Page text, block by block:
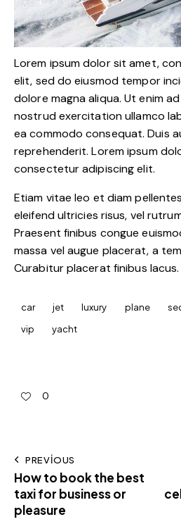
Lorem ipsum dolor sit amet,
elit, sed do eiusmod tempor
dolore magna aliqua. Ut enim
nostrud exercitation ullamco
ea commodo consequat. Duis
reprehenderit. Lorem ipsum
consectetur adipiscing elit.
Etiam vitae leo et diam
eleifend ultricies risus, vel
Praesent finibus congue
massa vel augue placerat, a
Curabitur placerat finibus lacus.
car jet luxury plane
vip
yacht
0
PREVIOUS
How to book the best
taxi for business or
pleasure